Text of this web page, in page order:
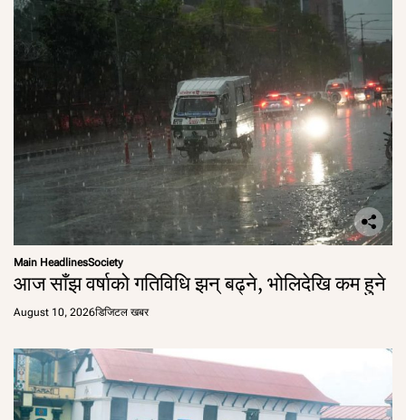
Main HeadlinesSociety
आज साँझ वर्षाको गतिविधि झन् बढ्ने, भोलिदेखि कम हुने
August 10, 2026डिजिटल खबर